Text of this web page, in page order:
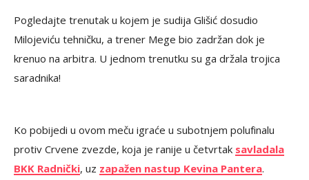
Pogledajte trenutak u kojem je sudija Glišić dosudio
Milojeviću tehničku, a trener Mege bio zadržan dok je
krenuo na arbitra. U jednom trenutku su ga držala trojica
saradnika!
Ko pobijedi u ovom meču igraće u subotnjem polufinalu
protiv Crvene zvezde, koja je ranije u četvrtak savladala
BKK Radnički, uz zapažen nastup Kevina Pantera.